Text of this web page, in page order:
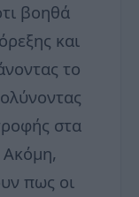
βοηθά
και
το
στα
Ακόμη,
πως οι